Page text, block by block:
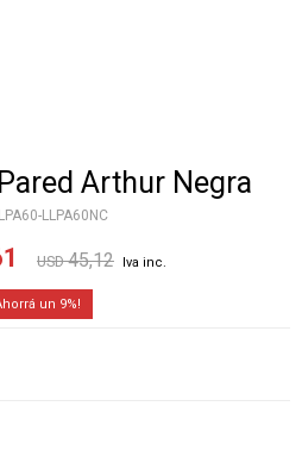
Arthur Negra
LLPA60NC
USD 45,12
9